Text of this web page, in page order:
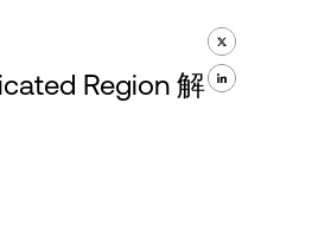
Region 解